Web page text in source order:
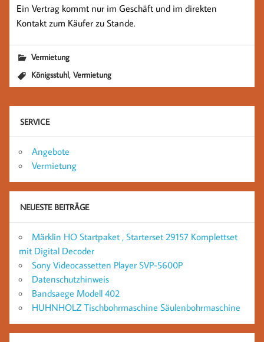
Ein Vertrag kommt nur im Geschäft und im direkten
Kontakt zum Käufer zu Stande.
Vermietung
Königsstuhl,Vermietung
SERVICE
Angebote
Vermietung
NEUESTE BEITRÄGE
Märklin HO Startpaket , Starterset 29157 Komplettset
mit Digital Decoder
Sony Videocassetten Player SVP-5600P
Datenschutzhinweis
Bandsaege Modell 402
HUHNHOLZ Tischbohrmaschine Säulenbohrmaschine